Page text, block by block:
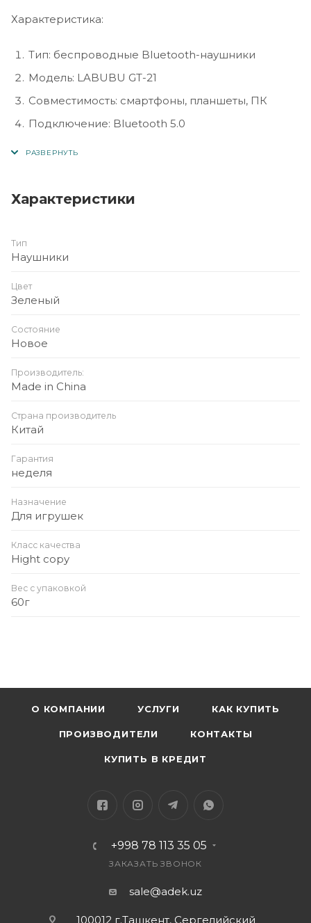
Характеристика:
Тип: беспроводные Bluetooth-наушники
Модель: LABUBU GT-21
Совместимость: смартфоны, планшеты, ПК
Подключение: Bluetooth 5.0
Цвет: разноцветный дизайн (стилизованный)
Характеристики
Тип
Наушники
Цвет
Зеленый
Состояние
Новое
Производитель:
Made in China
Страна производитель
Китай
Гарантия
неделя
Назначение
Для игрушек
Класс качества
Hight copy
Вес с упаковкой
60г
О КОМПАНИИ УСЛУГИ КАК КУПИТЬ
ПРОИЗВОДИТЕЛИ КОНТАКТЫ
КУПИТЬ В КРЕДИТ
+998 78 113 35 05
ЗАКАЗАТЬ ЗВОНОК
sale@adek.uz
100012 г.Ташкент, Сергелийский